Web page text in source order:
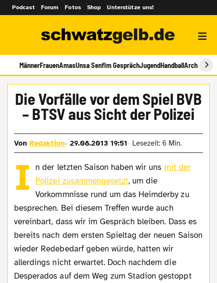
Podcast Forum Fotos Shop Unterstütze uns!
MännerFrauenAmasUnsa SenfIm GesprächJugendHandballArchiv
Die Vorfälle vor dem Spiel BVB
– BTSV aus Sicht der Polizei
VonRedaktion 29.08.2013 19:51 Lesezeit: 6 Min.
I n der letzten Saison haben wir uns mit der
Polizei zusammengesetzt, um die
Vorkommnisse rund um das Heimderby zu
besprechen. Bei diesem Treffen wurde auch
vereinbart, dass wir im Gespräch bleiben. Dass es
bereits nach dem ersten Spieltag der neuen Saison
wieder Redebedarf geben würde, hatten wir
allerdings nicht erwartet. Doch nachdem die
Desperados auf dem Weg zum Stadion gestoppt